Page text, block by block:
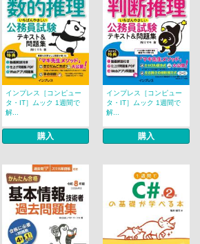
インプレス［コンピュー
タ・IT］ムック 1週間で
解...
購入
インプレス［コンピュー
タ・IT］ムック 1週間で
解...
購入